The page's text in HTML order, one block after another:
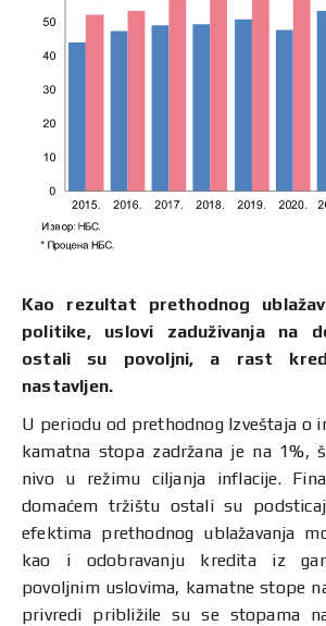
Kao rezultat prethodnog
politike, uslovi zaduživanja na
ostali su povoljni, a rast
nastavljen.
U periodu od prethodnog Izveštaja o
kamatna stopa zadržana je na 1%,
nivo u režimu ciljanja inflacije.
domaćem tržištu ostali su
efektima prethodnog ublažavanja
kao i odobravanju kredita iz
povoljnim uslovima, kamatne stope
privredi približile su se stopama